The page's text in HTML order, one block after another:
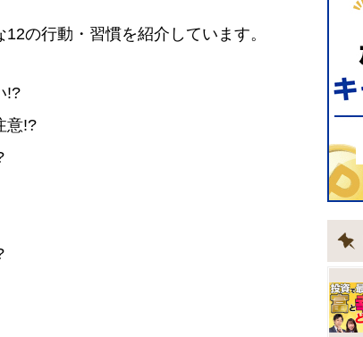
の行動・習慣を紹介しています。
!?
意!?